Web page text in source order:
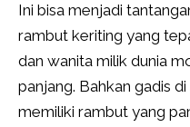
Ini bisa menjadi
rambut keriting yang
dan wanita milik dunia
panjang. Bahkan gadis
memiliki rambut yang